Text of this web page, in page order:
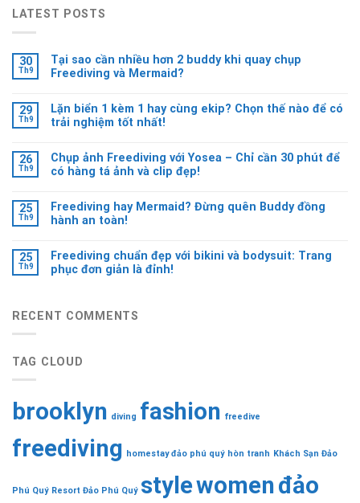
LATEST POSTS
30
Th9
Tại sao cần nhiều hơn 2 buddy khi quay chụp
Freediving và Mermaid?
29
Th9
Lặn biển 1 kèm 1 hay cùng ekip? Chọn thế nào để có
trải nghiệm tốt nhất!
26
Th9
Chụp ảnh Freediving với Yosea – Chỉ cần 30 phút để
có hàng tá ảnh và clip đẹp!
25
Th9
Freediving hay Mermaid? Đừng quên Buddy đồng
hành an toàn!
25
Th9
Freediving chuẩn đẹp với bikini và bodysuit: Trang
phục đơn giản là đỉnh!
RECENT COMMENTS
TAG CLOUD
brooklyn diving fashion freedive
freediving homestay đảo phú quý hòn tranh Khách Sạn Đảo
Phú Quý Resort Đảo Phú Quý stylewomenđảo